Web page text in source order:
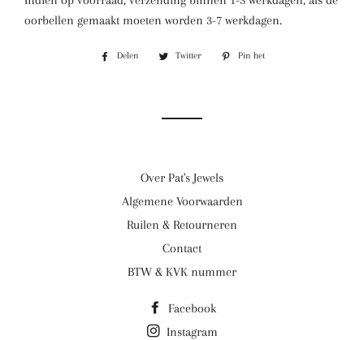
oorbellen gemaakt moeten worden 3-7 werkdagen.
Delen
Delen
Twitter
TwitterenPin het
Over Pat's Jewels
Algemene Voorwaarden
Ruilen & Retourneren
Contact
BTW & KVK nummer
Facebook
Instagram